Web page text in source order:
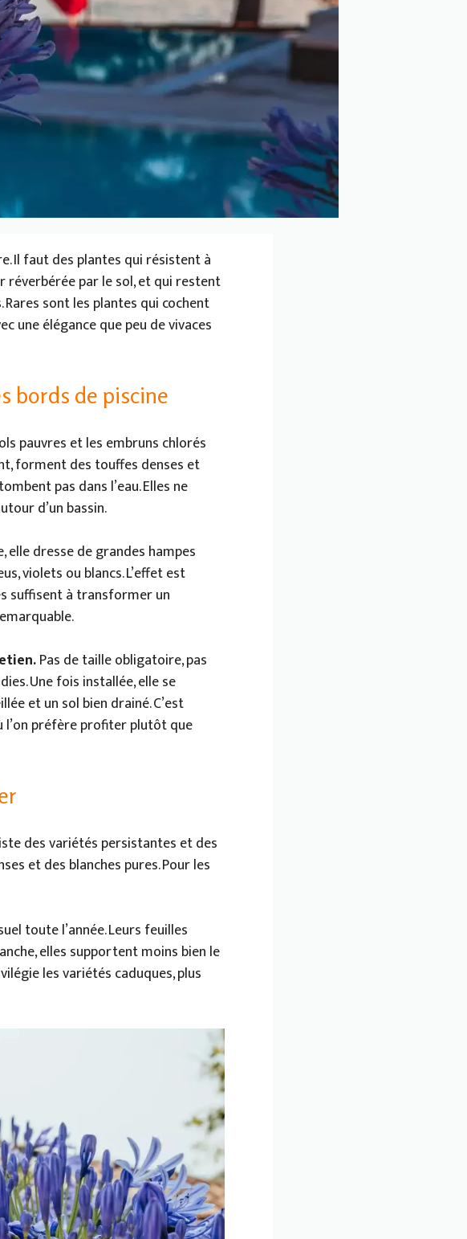
Il faut des plantes qui résistent à
réverbérée par le sol, et qui restent
Rares sont les plantes qui cochent
une élégance que peu de vivaces
bords de piscine
pauvres et les embruns chlorés
forment des touffes denses et
pas dans l’eau. Elles ne
d’un bassin.
elle dresse de grandes hampes
violets ou blancs. L’effet est
suffisent à transformer un
Pas de taille obligatoire, pas
Une fois installée, elle se
et un sol bien drainé. C’est
l’on préfère profiter plutôt que
des variétés persistantes et des
et des blanches pures. Pour les
toute l’année. Leurs feuilles
elles supportent moins bien le
les variétés caduques, plus